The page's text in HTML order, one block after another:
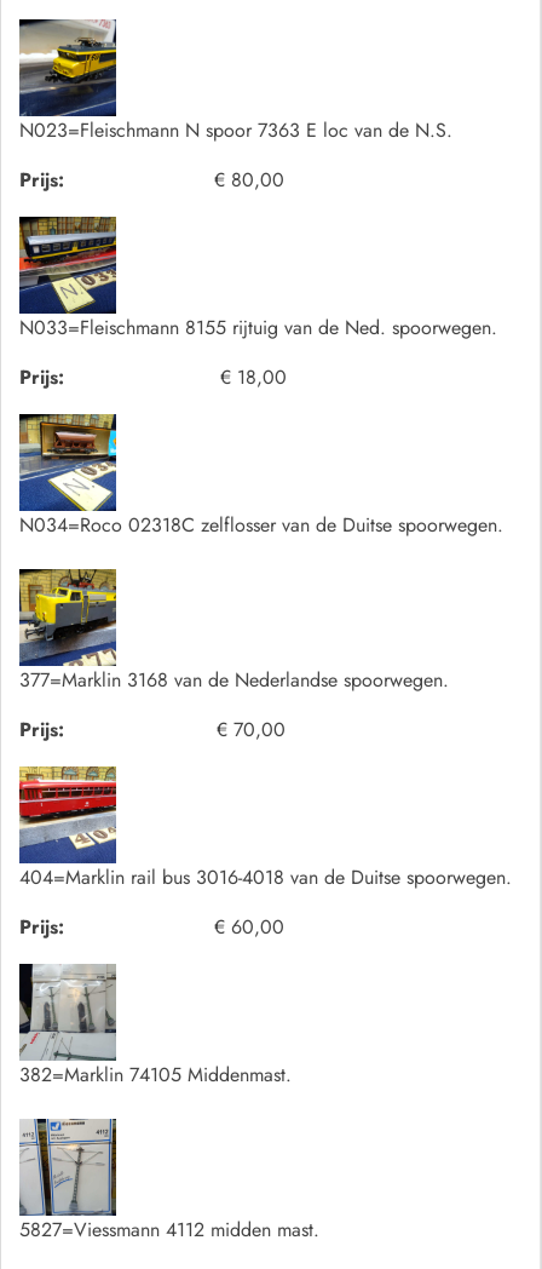
N023=Fleischmann N spoor 7363 E loc van de N.S.
Prijs:
€ 80,00
N033=Fleischmann 8155 rijtuig van de Ned. spoorwegen.
Prijs:
€ 18,00
N034=Roco 02318C zelflosser van de Duitse spoorwegen.
377=Marklin 3168 van de Nederlandse spoorwegen.
Prijs:
€ 70,00
404=Marklin rail bus 3016-4018 van de Duitse spoorwegen.
Prijs:
€ 60,00
382=Marklin 74105 Middenmast.
5827=Viessmann 4112 midden mast.